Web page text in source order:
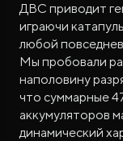
ДВС приводит
играючи
любой
Мы пробовали
наполовину
что суммарные
аккумуляторов
динамический